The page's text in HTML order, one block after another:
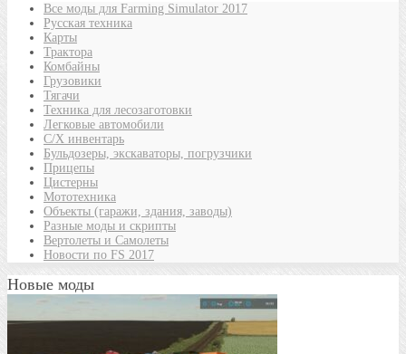
Все моды для Farming Simulator 2017
Русская техника
Карты
Трактора
Комбайны
Грузовики
Тягачи
Техника для лесозаготовки
Легковые автомобили
С/Х инвентарь
Бульдозеры, экскаваторы, погрузчики
Прицепы
Цистерны
Мототехника
Объекты (гаражи, здания, заводы)
Разные моды и скрипты
Вертолеты и Самолеты
Новости по FS 2017
Новые моды